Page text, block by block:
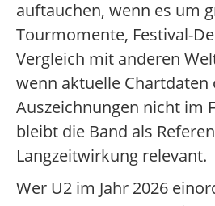
auftauchen, wenn es um
Tourmomente, Festival-
Vergleich mit anderen
wenn aktuelle Chartdaten
Auszeichnungen nicht im
bleibt die Band als
Langzeitwirkung relevant.
Wer U2 im Jahr 2026